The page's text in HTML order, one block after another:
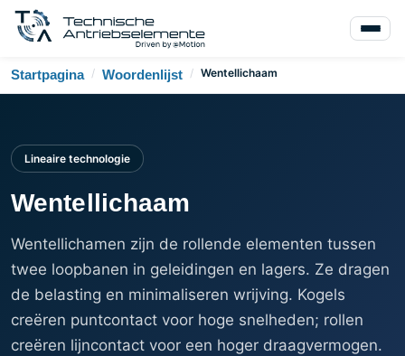
Startpagina / Woordenlijst / Wentellichaam
Lineaire technologie
Wentellichaam
Wentellichamen zijn de rollende elementen tussen
twee loopbanen in geleidingen en lagers. Ze dragen
de belasting en minimaliseren wrijving. Kogels
creëren puntcontact voor hoge snelheden; rollen
creëren lijncontact voor een hoger draagvermogen.